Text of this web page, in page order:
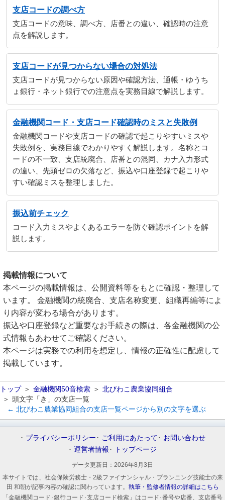
支店コードの調べ方
支店コードの意味、調べ方、店番との違い、確認時の注意
点を解説します。
支店コードが見つからない場合の対処法
支店コードが見つからない原因や確認方法、通帳・ゆうち
ょ銀行・ネット銀行での注意点を実務目線で解説します。
金融機関コード・支店コード確認時のミスと失敗例
金融機関コードや支店コードの確認で起こりやすいミスや
失敗例を、実務目線でわかりやすく解説します。名称とコ
ードの不一致、支店統廃合、店番との混同、カナ入力形式
の違い、先頭ゼロの欠落など、振込や口座登録で起こりや
すい確認ミスを整理しました。
振込前チェック
コード入力ミスやよくあるエラーを防ぐ確認ポイントを解
説します。
掲載情報について
本ページの掲載情報は、公開資料等をもとに確認・整理して
います。 金融機関の統廃合、支店名称変更、組織再編等によ
り内容が変わる場合があります。
振込や口座登録など重要なお手続きの際は、各金融機関の公
式情報もあわせてご確認ください。
本ページは実務での利用を想定し、情報の正確性に配慮して
掲載しています。
トップ 金融機関50音検索
北びわこ農業協同組合
頭文字「き」の支店一覧
← 北びわこ農業協同組合の支店一覧ページから別の文字を選ぶ
プライバシーポリシー ご利用にあたって
お問い合わせ
運営者情報
トップページ
データ更新日： 2026年8月3日
本サイトでは、社会保険労務士・2級ファイナンシャル・プランニング技能士の来
田 和朝が記事内容の確認に関わっています。 執筆・監修者情報の詳細はこちら
「金融機関コード･銀行コード･支店コード検索」はコード･番号や店番、支店番号